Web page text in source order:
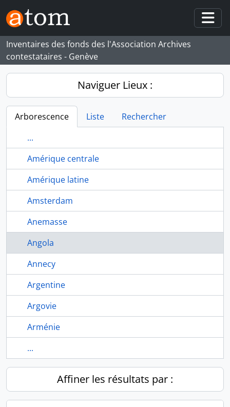
Skip to main content
Inventaires des fonds des l'Association Archives
contestataires - Genève
Naviguer Lieux :
Arborescence Liste
Rechercher
...
Amérique centrale
Amérique latine
Amsterdam
Anemasse
Angola
Annecy
Argentine
Argovie
Arménie
...
Affiner les résultats par :